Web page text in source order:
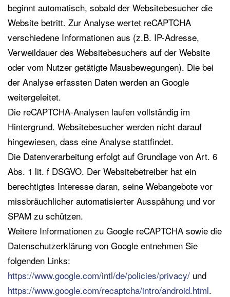
beginnt automatisch, sobald der Websitebesucher die
Website betritt. Zur Analyse wertet reCAPTCHA
verschiedene Informationen aus (z.B. IP-Adresse,
Verweildauer des Websitebesuchers auf der Website
oder vom Nutzer getätigte Mausbewegungen). Die bei
der Analyse erfassten Daten werden an Google
weitergeleitet.
Die reCAPTCHA-Analysen laufen vollständig im
Hintergrund. Websitebesucher werden nicht darauf
hingewiesen, dass eine Analyse stattfindet.
Die Datenverarbeitung erfolgt auf Grundlage von Art. 6
Abs. 1 lit. f DSGVO. Der Websitebetreiber hat ein
berechtigtes Interesse daran, seine Webangebote vor
missbräuchlicher automatisierter Ausspähung und vor
SPAM zu schützen.
Weitere Informationen zu Google reCAPTCHA sowie die
Datenschutzerklärung von Google entnehmen Sie
folgenden Links:
https://www.google.com/intl/de/policies/privacy/ und
https://www.google.com/recaptcha/intro/android.html.